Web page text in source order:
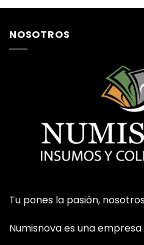
NOSOTROS
Tu pones la pasión,
Numisnova es una